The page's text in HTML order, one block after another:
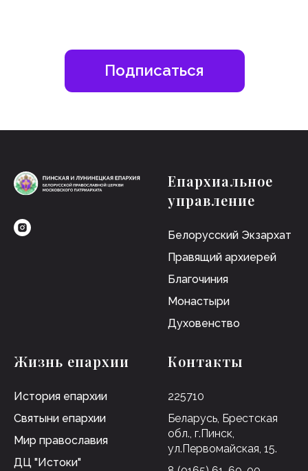
Епархиальное
управление
Белорусский Экзархат
Правящий архиерей
Благочиния
Монастыри
Духовенство
Жизнь епархии
История епархии
Святыни епархии
Мир православия
ДЦ "Истоки"
Контакты
225710
Беларусь, Брестская
обл., г.Пинск,
ул.Первомайская, 15.